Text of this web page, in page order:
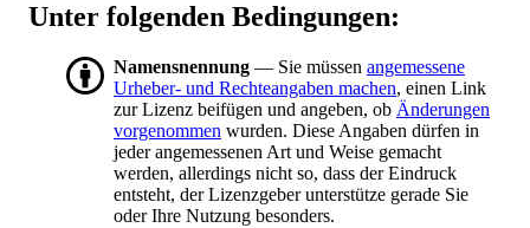
Unter folgenden Bedingungen:
Namensnennung — Sie müssen angemessene
Urheber- und Rechteangaben machen, einen Link
zur Lizenz beifügen und angeben, ob Änderungen
vorgenommen wurden. Diese Angaben dürfen in
jeder angemessenen Art und Weise gemacht
werden, allerdings nicht so, dass der Eindruck
entsteht, der Lizenzgeber unterstütze gerade Sie
oder Ihre Nutzung besonders.